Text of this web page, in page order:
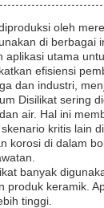
oleh
di berbagai
aplikasi utama
efisiensi
dan industri,
Disilikat sering
air. Hal ini
kritis lain
korosi di dalam
banyak
produk keramik.
tinggi.